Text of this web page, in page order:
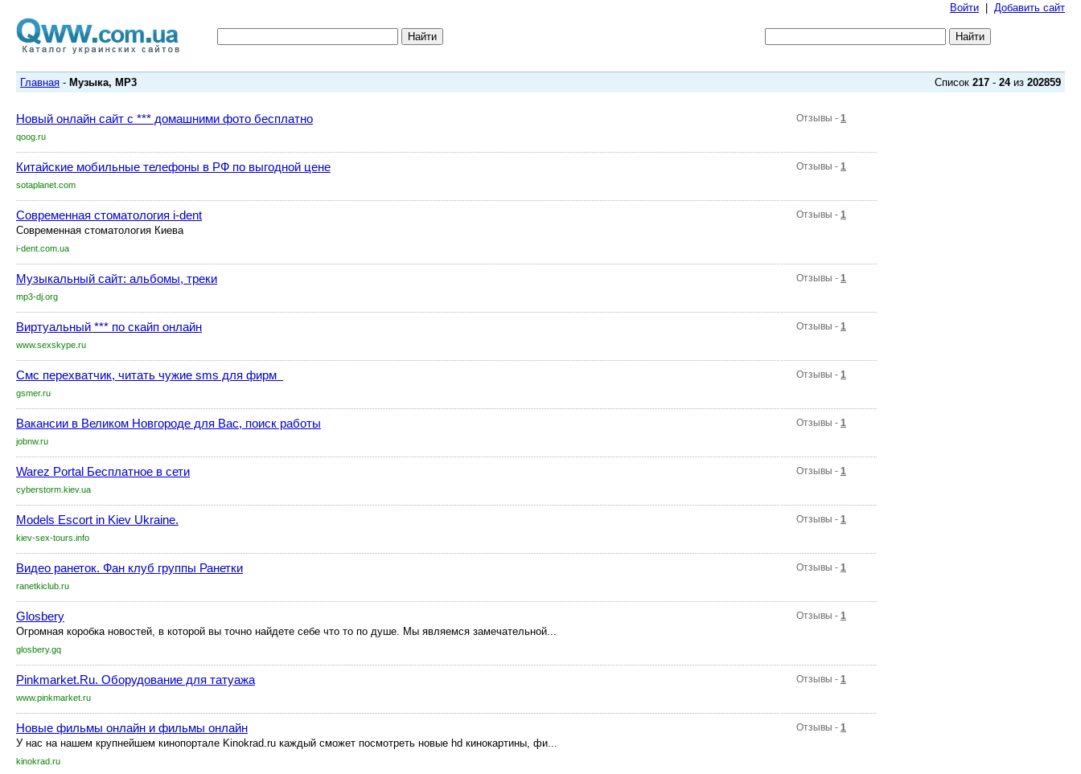
Войти Добавить сайт
Главная - Музыка, MP3 Список 217 - 24из 202859
Новый онлайн сайт с *** домашними фото бесплатно
qoog.ru
Отзывы - 1
Китайские мобильные телефоны в РФ по выгодной цене
sotaplanet.com
Отзывы - 1
Современная стоматология i-dent
Современная стоматология Киева
i-dent.com.ua
Отзывы - 1
Музыкальный сайт: альбомы, треки
mp3-dj.org
Отзывы - 1
Виртуальный *** по скайп онлайн
www.sexskype.ru
Отзывы - 1
Смс перехватчик, читать чужие sms для фирм
gsmer.ru
Отзывы - 1
Вакансии в Великом Новгороде для Вас, поиск работы
jobnw.ru
Отзывы - 1
Warez Portal Бесплатное в сети
cyberstorm.kiev.ua
Отзывы - 1
Models Escort in Kiev Ukraine.
kiev-sex-tours.info
Отзывы - 1
Видео ранеток. Фан клуб группы Ранетки
ranetkiclub.ru
Отзывы - 1
Glosbery
Огромная коробка новостей, в которой вы точно найдете себе что то по душе. Мы являемся замечательной...
glosbery.gq
Отзывы - 1
Pinkmarket.Ru. Оборудование для татуажа
www.pinkmarket.ru
Отзывы - 1
Новые фильмы онлайн и фильмы онлайн
У нас на нашем крупнейшем кинопортале Kinokrad.ru каждый сможет посмотреть новые hd кинокартины, фи...
kinokrad.ru
Отзывы - 1